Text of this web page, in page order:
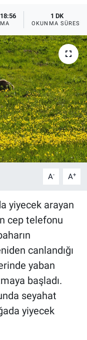
1 DK
OKUNMA SÜRESI
A- A+
yiyecek arayan
cep telefonu
canlandığı
yaban
başladı.
seyahat
yiyecek